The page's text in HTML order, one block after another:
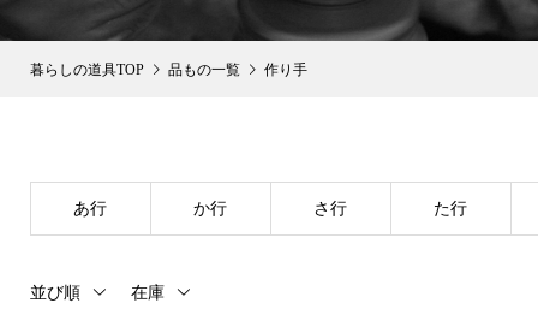
品もの一覧 作り手
あ行 か行 さ行 た行
並び順 在庫